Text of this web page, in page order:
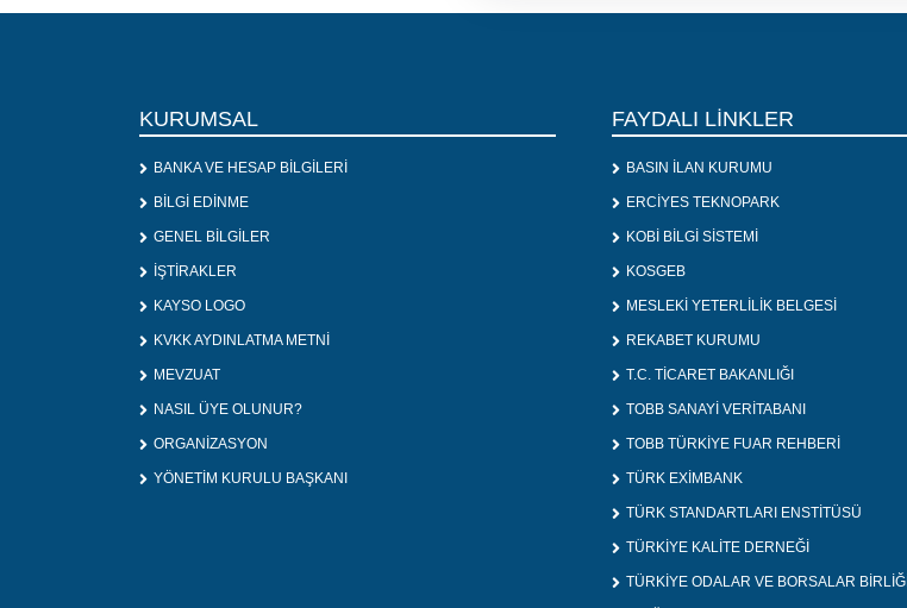
KURUMSAL
BANKA VE HESAP BİLGİLERİ
BİLGİ EDİNME
GENEL BİLGİLER
İŞTİRAKLER
KAYSO LOGO
KVKK AYDINLATMA METNİ
MEVZUAT
NASIL ÜYE OLUNUR?
ORGANİZASYON
YÖNETİM KURULU BAŞKANI
FAYDALI LİNKLER
BASIN İLAN KURUMU
ERCİYES TEKNOPARK
KOBİ BİLGİ SİSTEMİ
KOSGEB
MESLEKİ YETERLİLİK BELGESİ
REKABET KURUMU
T.C. TİCARET BAKANLIĞI
TOBB SANAYİ VERİTABANI
TOBB TÜRKİYE FUAR REHBERİ
TÜRK EXİMBANK
TÜRK STANDARTLARI ENSTİTÜSÜ
TÜRKİYE KALİTE DERNEĞİ
TÜRKİYE ODALAR VE BORSALAR BİRLİĞİ